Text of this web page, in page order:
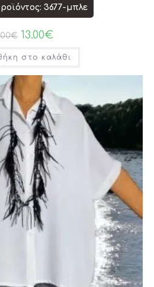
3677-μπλε
€ 13.00€
στο καλάθι